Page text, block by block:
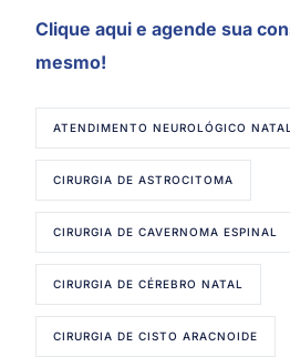
Clique aqui e agende sua
mesmo!
ATENDIMENTO NEUROLÓGICO NATAL
CIRURGIA DE ASTROCITOMA
CIRURGIA DE CAVERNOMA ESPINAL
CIRURGIA DE CÉREBRO NATAL
CIRURGIA DE CISTO ARACNOIDE